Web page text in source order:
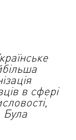
в сфері
Була